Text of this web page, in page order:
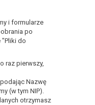
i formularze
po
"Pliki do
raz pierwszy,
Nazwę
(w tym NIP).
otrzymasz